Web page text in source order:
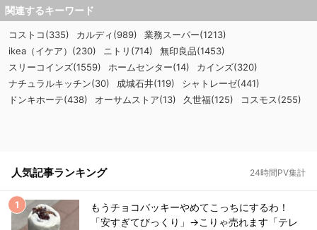
関連するキーワード
コストコ(335) カルディ(989)
業務スーパー(1213)
ikea（イケア）(230)
ニトリ(714)
無印良品(1453)
スリーコインズ(1559)
ホームセンター(14)
カインズ(320)
ナチュラルキッチン(30)
成城石井(119)
シャトレーゼ(441)
ドンキホーテ(438)
オーサムストア(13) 久世福(125) コスモス(255)
人気記事ランキング 24時間PV集計
もうチョコバッキーやめてこっちにするわ！
「安すぎてびっくり」→こりゃ売れます「テレ